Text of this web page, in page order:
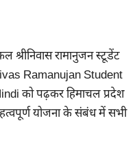
श्रीनिवास रामानुजन स्टूडेंट
Ramanujan Student
को पढ़कर हिमाचल प्रदेश
योजना के संबंध में सभी